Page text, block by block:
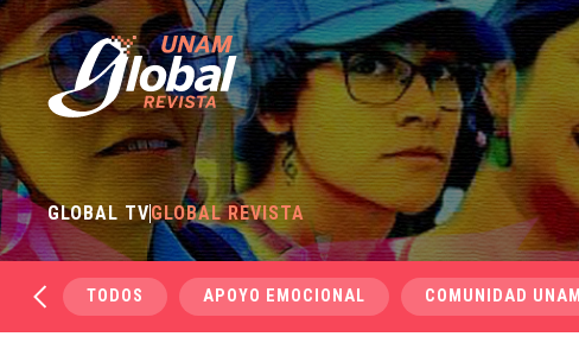
GLOBAL TVGLOBAL REVISTA
TODOS APOYO EMOCIONAL COMUNIDAD UNAM